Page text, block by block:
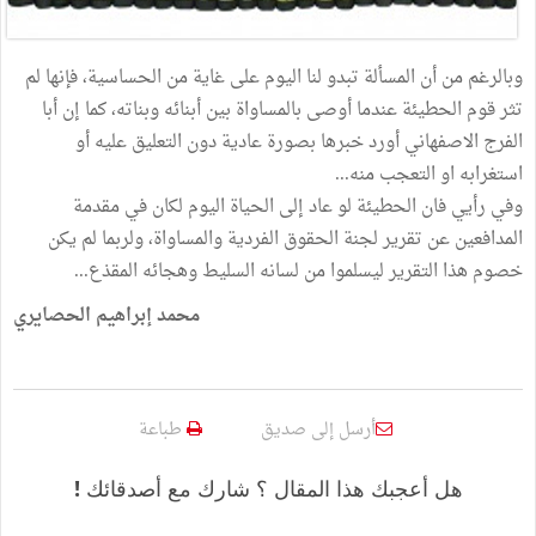
وبالرغم من أن المسألة تبدو لنا اليوم على غاية من الحساسية، فإنها لم
تثر قوم الحطيئة عندما أوصى بالمساواة بين أبنائه وبناته، كما إن أبا
الفرج الاصفهاني أورد خبرها بصورة عادية دون التعليق عليه أو
استغرابه او التعجب منه...
وفي رأيي فان الحطيئة لو عاد إلى الحياة اليوم لكان في مقدمة
المدافعين عن تقرير لجنة الحقوق الفردية والمساواة، ولربما لم يكن
خصوم هذا التقرير ليسلموا من لسانه السليط وهجائه المقذع...
محمد إبراهيم الحصايري
أرسل إلى صديق طباعة
هل أعجبك هذا المقال ؟ شارك مع أصدقائك !